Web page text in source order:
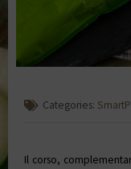
Categories:
Il corso,